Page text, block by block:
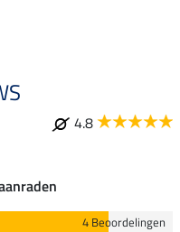
4.8
4 Beoordelingen